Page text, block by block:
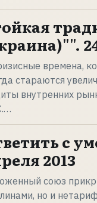
времена,
стараются
внутренних
с
2013
союз
но и